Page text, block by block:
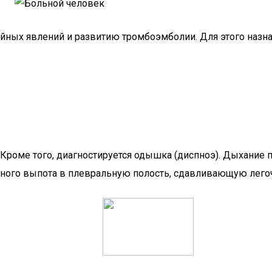
явлений и развитию тромбоэмболии. Для этого
того, диагностируется одышка (диспноэ). Дыхание
выпота в плевральную полость, сдавливающую